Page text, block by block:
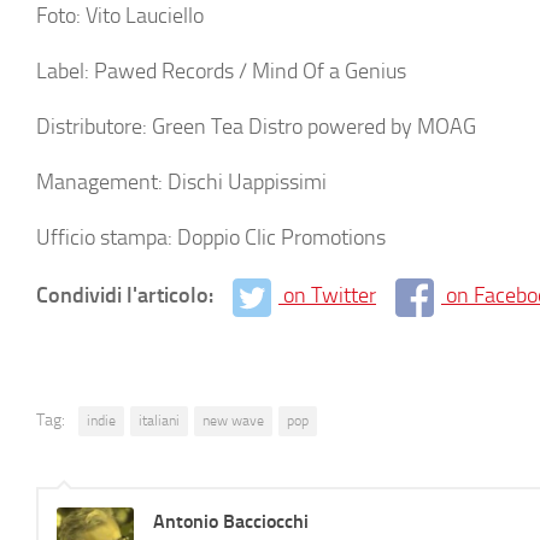
Foto: Vito Lauciello
Label: Pawed Records / Mind Of a Genius
Distributore: Green Tea Distro powered by MOAG
Management: Dischi Uappissimi
Ufficio stampa: Doppio Clic Promotions
Condividi l'articolo: on Twitter on
Tag: indie italiani new wave pop
Antonio Bacciocchi